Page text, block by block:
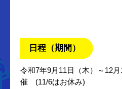
日程（期間）
令和7年9月11日（木）～12
催 (11/6はお休み)